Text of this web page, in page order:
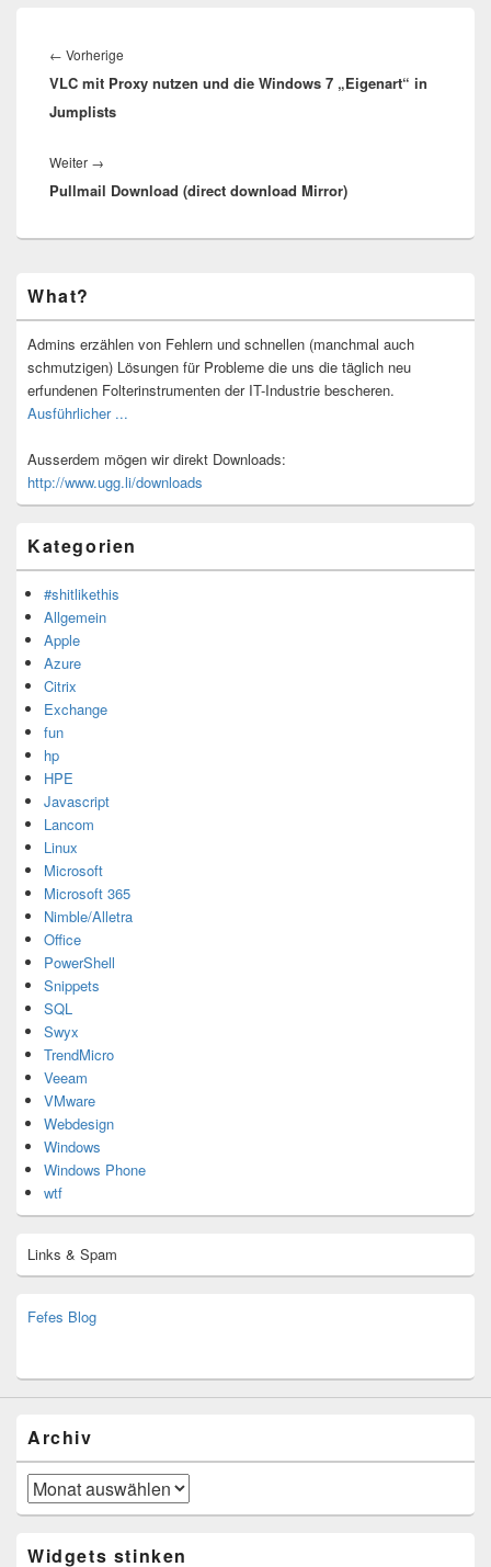
← Vorherige
Beitrag:
VLC mit Proxy nutzen und die Windows 7 „Eigenart“ in
Jumplists
Weiter →
Beitrag:
Pullmail Download (direct download Mirror)
Seitenleisten-
Widgetbereich
What?
Admins erzählen von Fehlern und schnellen (manchmal auch
schmutzigen) Lösungen für Probleme die uns die täglich neu
erfundenen Folterinstrumenten der IT-Industrie bescheren.
Ausführlicher ...
Ausserdem mögen wir direkt Downloads:
http://www.ugg.li/downloads
Kategorien
#shitlikethis
Allgemein
Apple
Azure
Citrix
Exchange
fun
hp
HPE
Javascript
Lancom
Linux
Microsoft
Microsoft 365
Nimble/Alletra
Office
PowerShell
Snippets
SQL
Swyx
TrendMicro
Veeam
VMware
Webdesign
Windows
Windows Phone
wtf
Links & Spam
Fefes Blog
Archiv
Archiv
Widgets stinken